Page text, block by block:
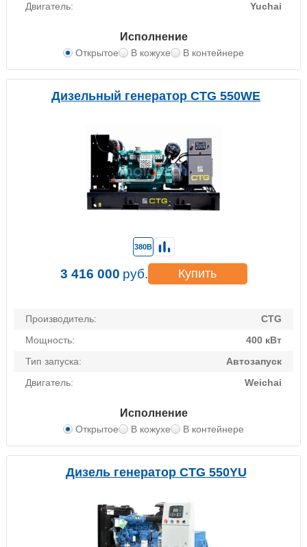
Двигатель:
Yuchai
Исполнение
Открытое В кожухе В контейнере
Дизельный генератор CTG 550WE
Производитель:
CTG
Мощность:
400 кВт
Тип запуска:
Автозапуск
Двигатель:
Weichai
Исполнение
Открытое В кожухе В контейнере
380В
3 416 000 руб. Купить
Дизель генератор CTG 550YU